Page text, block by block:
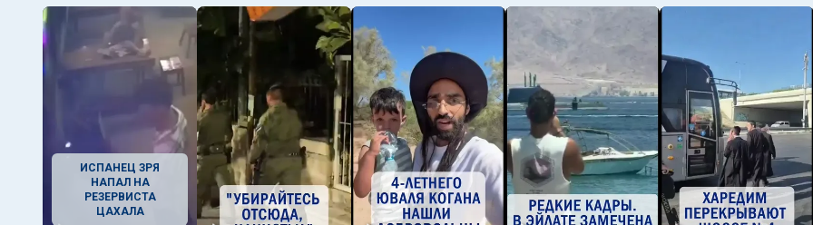
ИСПАНЕЦ ЗРЯ
НАПАЛ НА
РЕЗЕРВИСТА
ЦАХАЛА